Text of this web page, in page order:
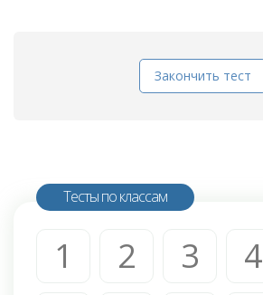
Закончить тест
Тесты по классам
1 2 3 4